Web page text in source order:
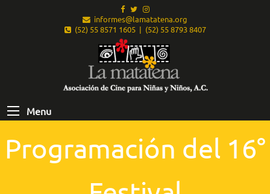
informes@lamatatena.org
(52) 55 8571 1605 | (52) 55 8793 8407
Menu
Programación del 16°